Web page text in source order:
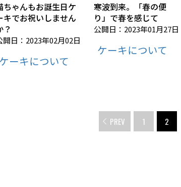
ちゃんもお誕生日ケ
キでお祝いしません
？
開日：2023年02月02日
ケーキについて
寒波到来。「春の便
り」で春を感じて
公開日：2023年01月27日
ケーキについて
PREV 1 2